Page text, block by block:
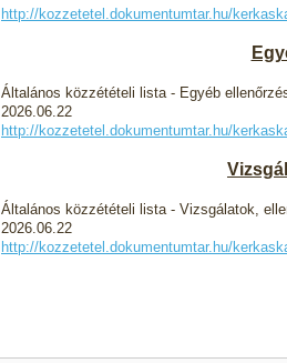
http://kozzetetel.dokumentumtar.hu/
Általános közzétételi lista - Egyéb
2026.06.22
http://kozzetetel.dokumentumtar.hu/
Általános közzétételi lista - Vizsgálatok,
2026.06.22
http://kozzetetel.dokumentumtar.hu/